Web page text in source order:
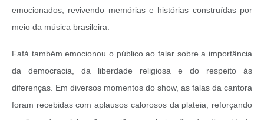
emocionados, revivendo memórias e histórias construídas por
meio da música brasileira.
Fafá também emocionou o público ao falar sobre a importância
da democracia, da liberdade religiosa e do respeito às
diferenças. Em diversos momentos do show, as falas da cantora
foram recebidas com aplausos calorosos da plateia, reforçando